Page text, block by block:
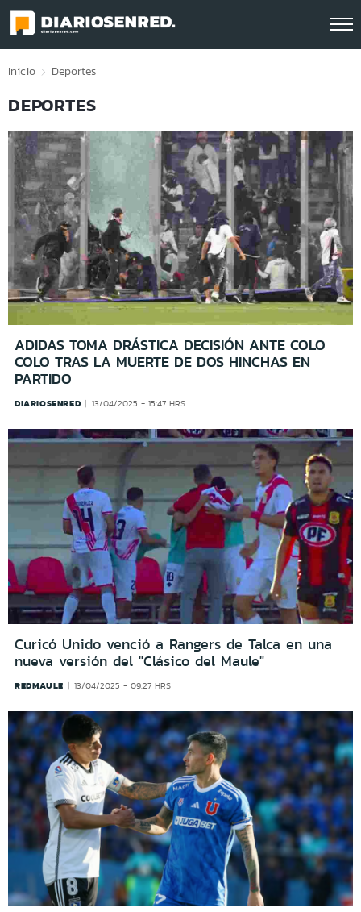
Click acá para ir directamente al contenido
Inicio Deportes
DEPORTES
ADIDAS TOMA DRÁSTICA DECISIÓN ANTE COLO
COLO TRAS LA MUERTE DE DOS HINCHAS EN
PARTIDO
DIARIOSENRED 13/04/2025 - 15:47 HRS
Curicó Unido venció a Rangers de Talca en una
nueva versión del "Clásico del Maule"
REDMAULE 13/04/2025 - 09:27 HRS